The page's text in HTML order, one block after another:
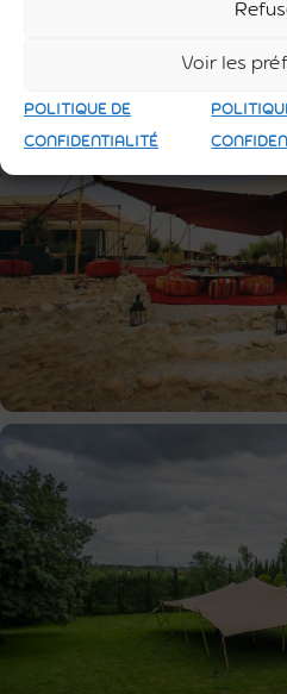
Voir les
POLITIQUE DE
CONFIDENTIALITÉ